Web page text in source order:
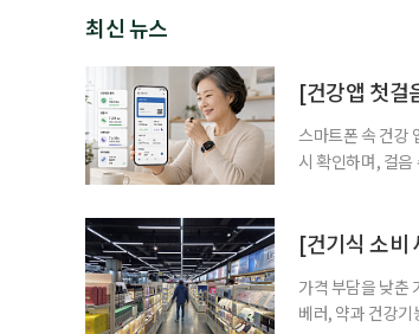
최신 뉴스
[건강앱 첫걸
스마트폰 속 건강
시 확인하며, 걸
워치나 운동 앱을
[건기식 소비
가격 부담을 낮춘
베러, 약과 건강